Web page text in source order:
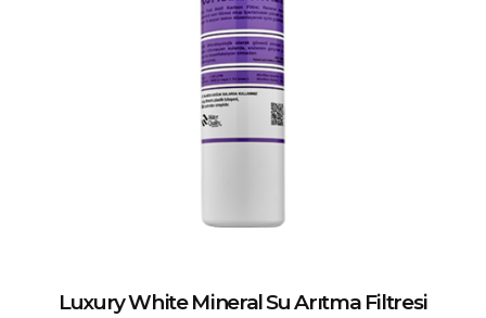
Luxury White Mineral Su Arıtma Filtresi